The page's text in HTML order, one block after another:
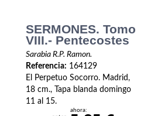
SERMONES. Tomo
VIII.- Pentecostes
Sarabia R.P. Ramon.
Referencia: 164129
El Perpetuo Socorro. Madrid,
18 cm., Tapa blanda domingo
11 al 15.
ahora: